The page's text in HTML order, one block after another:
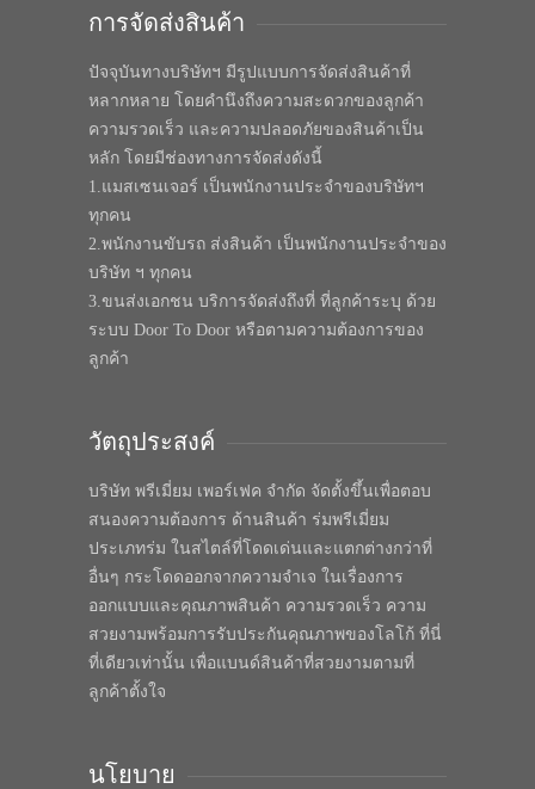
การจัดส่งสินค้า
ปัจจุบันทางบริษัทฯ มีรูปแบบการจัดส่งสินค้าที่
หลากหลาย โดยคำนึงถึงความสะดวกของลูกค้า
ความรวดเร็ว และความปลอดภัยของสินค้าเป็น
หลัก โดยมีช่องทางการจัดส่งดังนี้
1.แมสเซนเจอร์ เป็นพนักงานประจำของบริษัทฯ
ทุกคน
2.พนักงานขับรถ ส่งสินค้า เป็นพนักงานประจำของ
บริษัท ฯ ทุกคน
3.ขนส่งเอกชน บริการจัดส่งถึงที่ ที่ลูกค้าระบุ ด้วย
ระบบ Door To Door หรือตามความต้องการของ
ลูกค้า
วัตถุประสงค์
บริษัท พรีเมี่ยม เพอร์เฟค จำกัด จัดตั้งขึ้นเพื่อตอบ
สนองความต้องการ ด้านสินค้า ร่มพรีเมี่ยม
ประเภทร่ม ในสไตล์ที่โดดเด่นและแตกต่างกว่าที่
อื่นๆ กระโดดออกจากความจำเจ ในเรื่องการ
ออกแบบและคุณภาพสินค้า ความรวดเร็ว ความ
สวยงามพร้อมการรับประกันคุณภาพของโลโก้ ที่นี่
ที่เดียวเท่านั้น เพื่อแบนด์สินค้าที่สวยงามตามที่
ลูกค้าตั้งใจ
นโยบาย